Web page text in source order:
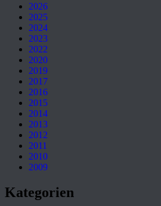
2026
2025
2024
2023
2022
2020
2019
2017
2016
2015
2014
2013
2012
2011
2010
2009
Kategorien